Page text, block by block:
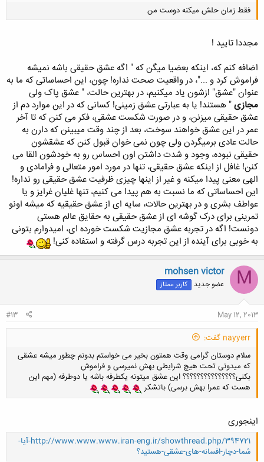
فقط زمان حلش میکنه دوست من
کلیک کنید تا باز شود...
مجددا تایید !
اضافه کنم که، اینکه بعضیا میگن که " اگه عشق حقیقی باشه نمیشه
فراموش کرد و ..."، در واقعیت صحت نداره! چون، این احساساتی که ما به
عنوان "عشق" ازشون یاد میکنیم، در بهترین حالت، " عشق پاک ولی
مجازی" هستند! یا به عبارتی عشق زمینی! کسانی که در این موارد دم از
عشق حقیقی میزنن، و در صورت شکست عشقی، فکر می کنن که تا آخر
عمر در این عشق خواهند سوخت، بعد از چند وقت میبینن که دارن به
حالت عادی برمیگردن ولی چون نمی خوان قبول کنن که عشقشون
حقیقی نبوده، وجود و شدت داشتن اون احساس رو به خودشون القا می
کنن! غافل از اینکه عشق حقیقی، تنها در مورد امور متعالی و فرامادی و
الهی معنی پیدا میکنه و غیر از اینها چیزی ظرفیت عشق حقیقی رو نداره!
این احساساتی که ما نسبت به هم پیدا می کنیم، تنها غلیان غرایز و یا
عواطف بشری و در بهترین حالات، سایه ای از عشق حقیقیه که میشه اونو
تمرینی برای درک گوشه ای از عشق حقیقی به حقایق عالم هستی
دونست! اگه در تجربه عشق مجازیت شکست خورده ای، امیدوارم بتونی
به خوبی برای آینده از این تجربه درس گرفته و استفاده کنی!
M
mohsen victor
عضو جدید کاربر ممتاز
May 12, 2013
#13
nayyerr گفت:
سلام دوستان گرامی وقت همتون بخیر می خواستم بدونم چطور میشه عشقی
که میدونی تحت هیچ شرایطی بهش نمیرسی و فراموش
بکنی؟؟؟؟؟؟؟؟؟؟؟؟؟؟؟ این عشق میتونه یکطرفه باشه یا دوطرفه (مهم این
هست که عمرا بهش برسی) باتشکر
اینجوری
http://www.www.www.iran-eng.ir/showthread.php/394721-آیا-
شما-دچار-افسانه-های-عشقی-هستید؟